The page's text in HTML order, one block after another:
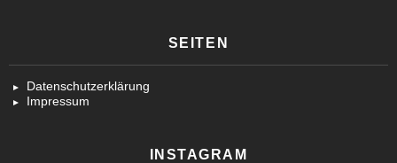
SEITEN
Datenschutzerklärung
Impressum
INSTAGRAM